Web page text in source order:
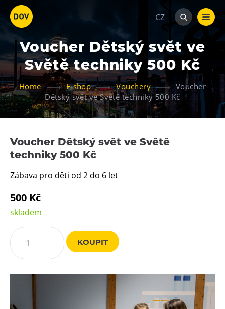
CZ
Voucher Dětský svět ve
Světě techniky 500 Kč
Home E-shop Vouchery
Voucher
Dětský svět ve Světě techniky 500 Kč
Atraktivity
Velký svět techniky
Malý svět techniky U6
Dětský svět
Gong
Galerie Gong
Heligonka
HopJump
Národní zemědělské muzeum
Voucher Dětský svět ve Světě
techniky 500 Kč
Zábava pro děti od 2 do 6 let
500 Kč
skladem
KOUPIT